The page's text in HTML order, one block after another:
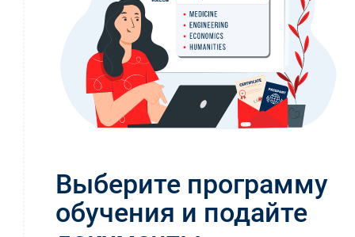
Выберите программу
обучения и подайте